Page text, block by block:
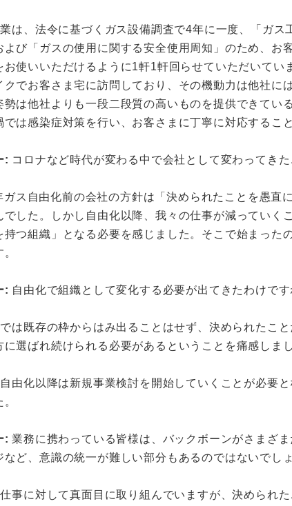
は、法令に基づくガス設備調査で4年に一度、「ガ
よび「ガスの使用に関する安全使用周知」のため、お
使いいただけるように1軒1軒回らせていただいてい
クでお客さま宅に訪問しており、その機動力は他社
は他社よりも一段二段質の高いものを提供できてい
では感染症対策を行い、お客さまに丁寧に対応するこ
: コロナなど時代が変わる中で会社として変わってき
ガス自由化前の会社の方針は「決められたことを愚直
でした。しかし自由化以降、我々の仕事が減ってい
持つ組織」となる必要を感じました。そこで始まった
: 自由化で組織として変化する必要が出てきたわけです
は既存の枠からはみ出ることはせず、決められたこ
に選ばれ続けられる必要があるということを痛感しまし
由化以降は新規事業検討を開始していくことが必要
: 業務に携わっている皆様は、バックボーンがさまざ
など、意識の統一が難しい部分もあるのではないでし
事に対して真面目に取り組んでいますが、決められ